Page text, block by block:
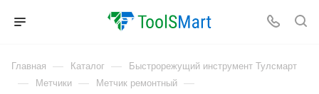
Главная — Каталог — Быстрорежущий инструмент Тулсмарт
— Метчики — Метчик ремонтный —